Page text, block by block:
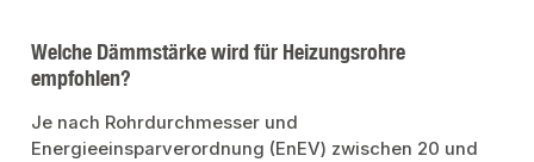
Welche Dämmstärke wird für Heizungsrohre
empfohlen?
Je nach Rohrdurchmesser und
Energieeinsparverordnung (EnEV) zwischen 20 und